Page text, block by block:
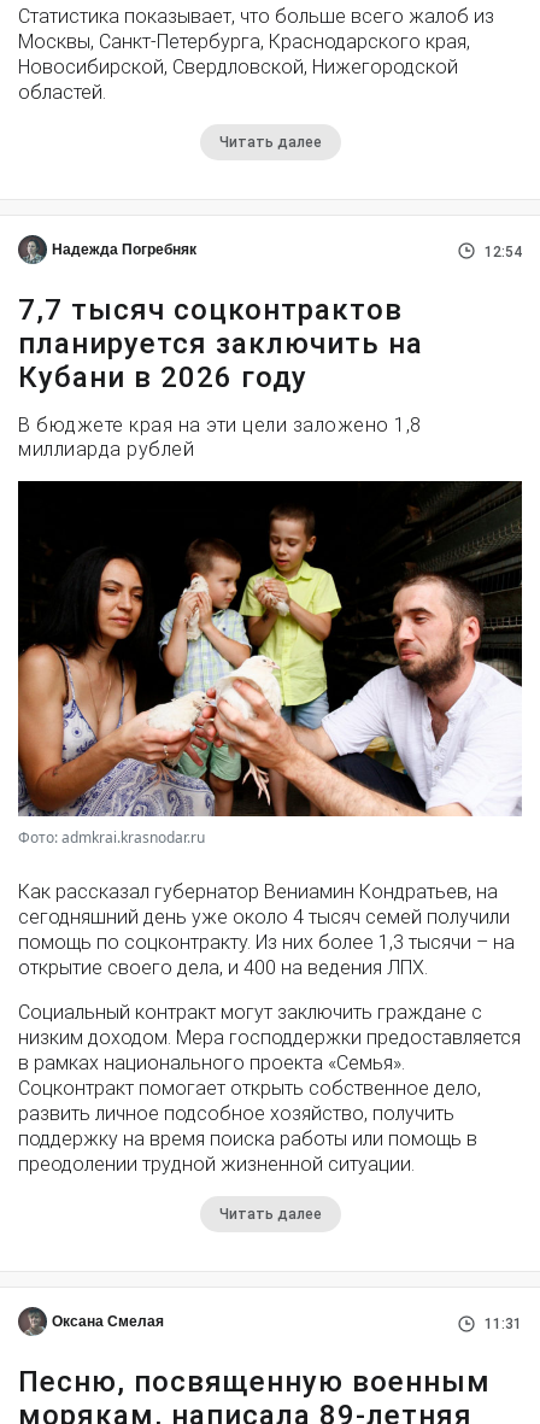
Статистика показывает, что больше всего жалоб из
Москвы, Санкт-Петербурга, Краснодарского края,
Новосибирской, Свердловской, Нижегородской
областей.
Читать далее
Надежда Погребняк 12:54
7,7 тысяч соцконтрактов
планируется заключить на
Кубани в 2026 году
В бюджете края на эти цели заложено 1,8
миллиарда рублей
Фото: admkrai.krasnodar.ru
Как рассказал губернатор Вениамин Кондратьев, на
сегодняшний день уже около 4 тысяч семей получили
помощь по соцконтракту. Из них более 1,3 тысячи – на
открытие своего дела, и 400 на ведения ЛПХ.
Социальный контракт могут заключить граждане с
низким доходом. Мера господдержки предоставляется
в рамках национального проекта «Семья».
Соцконтракт помогает открыть собственное дело,
развить личное подсобное хозяйство, получить
поддержку на время поиска работы или помощь в
преодолении трудной жизненной ситуации.
Читать далее
Оксана Смелая 11:31
Песню, посвященную военным
морякам, написала 89-летняя